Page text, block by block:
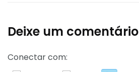
Deixe um comentário
Conectar com: